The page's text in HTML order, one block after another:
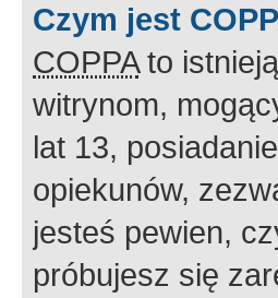
Czym jest
COPPAto
witrynom,
lat 13,
opiekunów,
jesteś pewien,
próbujesz się